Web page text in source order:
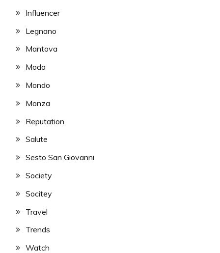
Influencer
Legnano
Mantova
Moda
Mondo
Monza
Reputation
Salute
Sesto San Giovanni
Society
Socitey
Travel
Trends
Watch